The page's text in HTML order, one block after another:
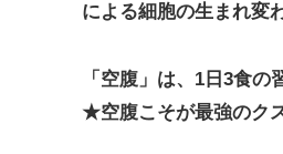
による細胞の生まれ変
「空腹」は、1日3食
★空腹こそが最強のク